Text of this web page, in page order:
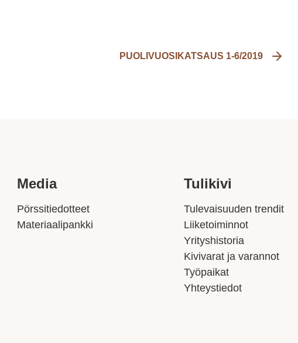
PUOLIVUOSIKATSAUS 1-6/2019
Media
Pörssitiedotteet
Materiaalipankki
Tulikivi
Tulevaisuuden trendit
Liiketoiminnot
Yrityshistoria
Kivivarat ja varannot
Työpaikat
Yhteystiedot